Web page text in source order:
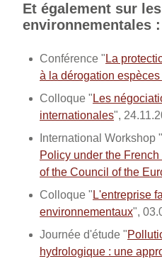
Et également sur
environnementales :
Conférence "La
à la dérogation
Colloque "Les
internationales",
International Workshop "
Policy under the
of the Council of the
Colloque "L'entreprise
environnementaux",
Journée d'étude "
hydrologique : une